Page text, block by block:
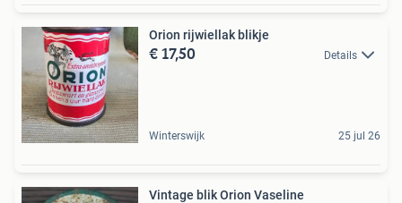
Orion rijwiellak blikje
€ 17,50 Details
Winterswijk 25 jul 26
Vintage blik Orion Vaseline